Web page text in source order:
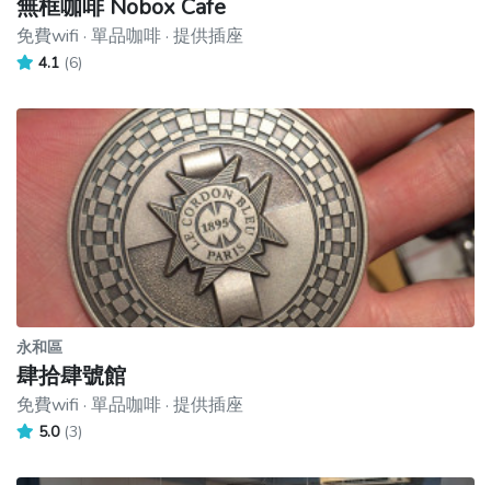
無框咖啡 Nobox Cafe
免費wifi · 單品咖啡 · 提供插座
4.1 (6)
永和區
肆拾肆號館
免費wifi · 單品咖啡 · 提供插座
5.0 (3)